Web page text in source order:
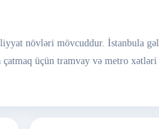
növləri mövcuddur. İstanbula
üçün tramvay və metro